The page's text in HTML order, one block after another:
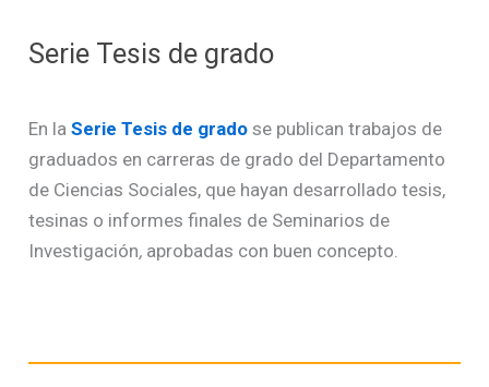
Serie Tesis de grado
En laSerie Tesis de grado se publican trabajos de
graduados en carreras de grado del Departamento
de Ciencias Sociales, que hayan desarrollado tesis,
tesinas o informes finales de Seminarios de
Investigación, aprobadas con buen concepto.